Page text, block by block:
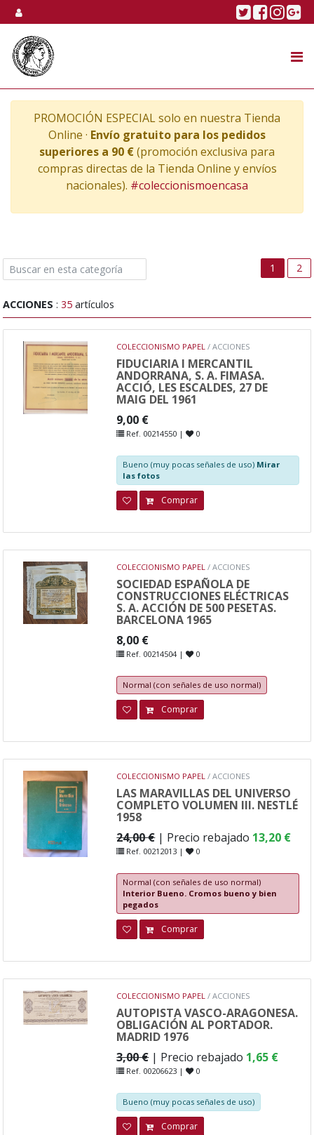
Skip to content Twitter
PROMOCIÓN ESPECIAL solo en nuestra Tienda
Online · Envío gratuito para los pedidos
superiores a 90 €(promoción exclusiva para
compras directas de la Tienda Online y envíos
nacionales). #coleccionismoencasa
1 2
ACCIONES : 35 artículos
COLECCIONISMO PAPEL / ACCIONES
FIDUCIARIA I MERCANTIL
ANDORRANA, S. A. FIMASA.
ACCIÓ, LES ESCALDES, 27 DE
MAIG DEL 1961
9,00 €
Ref. 00214550 | 0
Bueno (muy pocas señales de uso) Mirar
las fotos
Comprar
COLECCIONISMO PAPEL / ACCIONES
SOCIEDAD ESPAÑOLA DE
CONSTRUCCIONES ELÉCTRICAS
S. A. ACCIÓN DE 500 PESETAS.
BARCELONA 1965
8,00 €
Ref. 00214504 | 0
Normal (con señales de uso normal)
Comprar
COLECCIONISMO PAPEL / ACCIONES
LAS MARAVILLAS DEL UNIVERSO
COMPLETO VOLUMEN III. NESTLÉ
1958
24,00 € | Precio rebajado 13,20 €
Ref. 00212013 | 0
Normal (con señales de uso normal)
Interior Bueno. Cromos bueno y bien
pegados
Comprar
COLECCIONISMO PAPEL / ACCIONES
AUTOPISTA VASCO-ARAGONESA.
OBLIGACIÓN AL PORTADOR.
MADRID 1976
3,00 € | Precio rebajado 1,65 €
Ref. 00206623 | 0
Bueno (muy pocas señales de uso)
Comprar
TIENDA ONLINE
NOSOTROS